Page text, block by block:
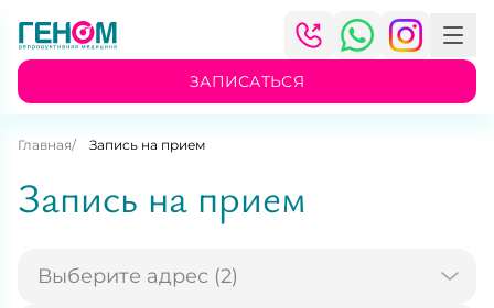
ЗАПИСАТЬСЯ
Главная Запись на прием
Запись на прием
Выберите адрес (2)